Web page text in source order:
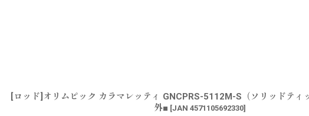
[ロッド]オリムピック カラマレッティ GNCPRS-5112M-S（ソリッドティ
外■ [JAN 4571105692330]